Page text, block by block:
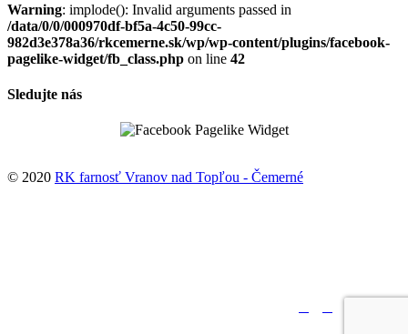
Warning: implode(): Invalid arguments passed in
/data/0/0/000970df-bf5a-4c50-99cc-
982d3e378a36/rkcemerne.sk/wp/wp-content/plugins/facebook-
pagelike-widget/fb_class.php on line 42
Sledujte nás
© 2020 RK farnosť Vranov nad Topľou - Čemerné